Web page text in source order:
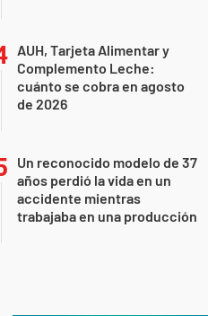
AUH, Tarjeta Alimentar y
Complemento Leche:
cuánto se cobra en agosto
de 2026
Un reconocido modelo de 37
años perdió la vida en un
accidente mientras
trabajaba en una producción